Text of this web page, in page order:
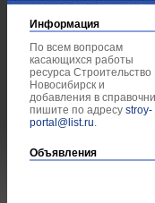
Информация
По всем вопросам
касающихся работы
ресурса Строительство
Новосибирск и
добавления в
пишите по адресу stroy-
portal@list.ru.
Объявления